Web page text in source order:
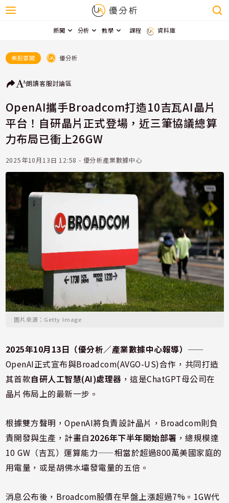
新聞 分析 教學 課程 資料庫
美股要聞 優分析
朗讀客服討論區
OpenAI攜手Broadcom打造10吉瓦AI晶片
平台！自研晶片正式登場，近三筆協議總算
力布局已衝上26GW
2025年10月13日 12:58 - 優分析產業數據中心
圖片來源：Getty Image
2025年10月13日（優分析／產業數據中心報導） ⸺
OpenAI正式宣布與Broadcom(AVGO-US)合作，共同打造
其首款自研人工智慧(AI)處理器 ，這是ChatGPT母公司在
晶片佈局上的最新一步。
根據雙方聲明，OpenAI將負責設計晶片，Broadcom則負
責開發與生產，計畫自2026年下半年開始部署 ，總規模達
10 GW（吉瓦）運算能力——相當於超過800萬美國家庭的
用電量，或是胡佛水壩發電量的五倍。
消息公布後，Broadcom股價在早盤上漲超過7%。1GW代